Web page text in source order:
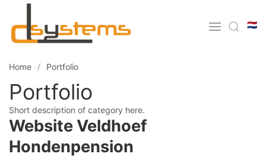
🇳🇱
Home Portfolio
Portfolio
Short description of category here.
Website Veldhoef
Hondenpension